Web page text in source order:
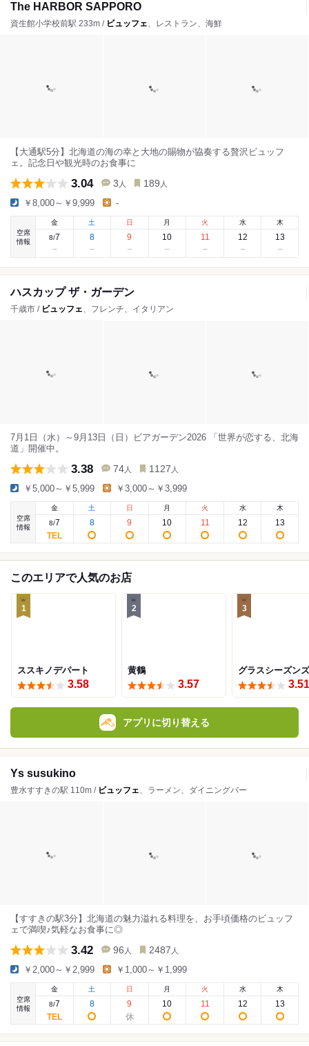
The HARBOR SAPPORO
資生館小学校前駅 233m / ビュッフェ、レストラン、海鮮
【大通駅5分】北海道の海の幸と大地の賜物が協奏する贅沢ビュッフ
ェ。記念日や観光時のお食事に
3.04 3 人 189 人
￥8,000～￥9,999 -
空席
情報
金
8/7
土
8
日
9
月
10
火
11
水
12
木
13
ハスカップ ザ・ガーデン
千歳市 / ビュッフェ、フレンチ、イタリアン
7月1日（水）～9月13日（日）ビアガーデン2026 「世界が恋する、北海
道」開催中。
3.38 74 人 1127 人
￥5,000～￥5,999 ￥3,000～￥3,999
空席
情報
金
8/7
土
8
日
9
月
10
火
11
水
12
木
13
このエリアで人気のお店
1
ススキノデパート
3.58
2
黄鶴
3.57
3
グラスシーズンズ
3.51
アプリに切り替える
Ys susukino
豊水すすきの駅 110m / ビュッフェ、ラーメン、ダイニングバー
【すすきの駅3分】北海道の魅力溢れる料理を、お手頃価格のビュッフ
ェで満喫♪気軽なお食事に◎
3.42 96 人 2487 人
￥2,000～￥2,999 ￥1,000～￥1,999
空席
情報
金
8/7
土
8
日
9
月
10
火
11
水
12
木
13